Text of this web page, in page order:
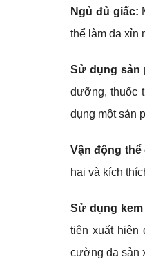
Ngủ đủ giấc:
thể làm da xỉn
Sử dụng sản
dưỡng, thuốc
dụng một sản
Vận động thể
hại và kích
Sử dụng
tiên xuất hiện
cường da sản